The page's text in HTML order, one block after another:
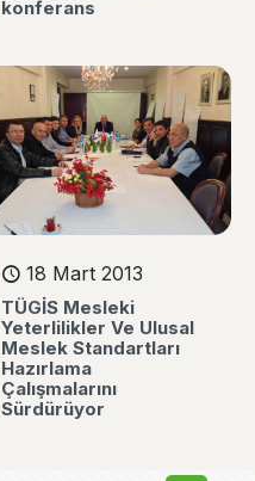
konferans
18 Mart 2013
TÜGİS Mesleki
Yeterlilikler Ve Ulusal
Meslek Standartları
Hazırlama
Çalışmalarını
Sürdürüyor